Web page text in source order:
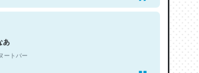
トバー